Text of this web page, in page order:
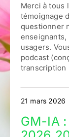
Merci à tous
témoignage
questionner
enseignants,
usagers.
podcast
transcription
21 mars 2026
GM-IA